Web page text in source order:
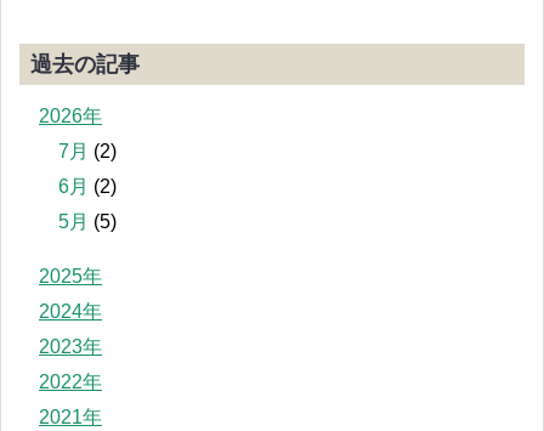
過去の記事
2026年
7月 (2)
6月 (2)
5月 (5)
2025年
2024年
2023年
2022年
2021年